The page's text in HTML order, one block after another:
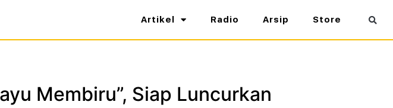
Artikel Radio Arsip Store
Membiru”, Siap Luncurkan